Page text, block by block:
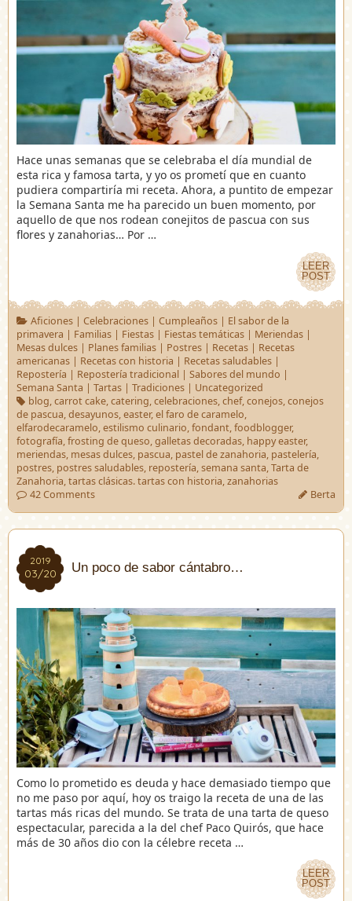
Hace unas semanas que se celebraba el día mundial de
esta rica y famosa tarta, y yo os prometí que en cuanto
pudiera compartiría mi receta. Ahora, a puntito de empezar
la Semana Santa me ha parecido un buen momento, por
aquello de que nos rodean conejitos de pascua con sus
flores y zanahorias… Por …
LEER
POST
LEER
POST
Aficiones| Celebraciones| Cumpleaños| El sabor de la
primavera | Familias | Fiestas | Fiestas temáticas | Meriendas |
Mesas dulces | Planes familias | Postres | Recetas | Recetas
americanas | Recetas con historia | Recetas saludables |
Repostería | Repostería tradicional | Sabores del mundo |
Semana Santa | Tartas | Tradiciones | Uncategorized
blog,carrot cake,catering,celebraciones,chef,conejos,conejos
de pascua,desayunos,easter,el faro de caramelo,
elfarodecaramelo,estilismo culinario,fondant,foodblogger,
fotografía,frosting de queso,galletas decoradas, happy easter,
meriendas, mesas dulces, pascua, pastel de zanahoria, pastelería,
postres, postres saludables, repostería,semana santa,Tarta de
Zanahoria,tartas clásicas. tartas con historia,zanahorias
42 Comments
Berta
2019
03/20
2019
03/20 Un poco de sabor cántabro…
Como lo prometido es deuda y hace demasiado tiempo que
no me paso por aquí, hoy os traigo la receta de una de las
tartas más ricas del mundo. Se trata de una tarta de queso
espectacular, parecida a la del chef Paco Quirós, que hace
más de 30 años dio con la célebre receta …
LEER
POST
LEER
POST